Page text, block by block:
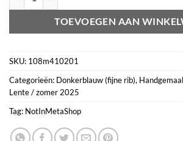
TOEVOEGEN AAN
SKU: 108m410201
Categorieën: Donkerblauw (fijne rib),
Lente / zomer 2025
Tag: NotInMetaShop